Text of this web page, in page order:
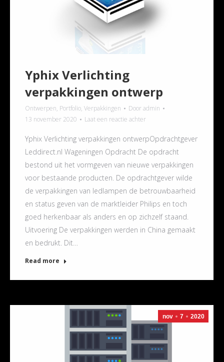
Yphix Verlichting
verpakkingen ontwerp
Ontwerpen, Portfolio, Verpakkingen Dooradmin
13 november 2020
Laat een reactie achter
Yphix Verlichting verpakkingen ontwerpOpdrachtgever
Leddirect.nl Wageningen Opdracht De opdracht
bestond uit het vormgeven van nieuwe verpakkingen
voor bestaande producten. De opdrachtgever wilde
de verpakkingen van ledlampen de betrouwbaarheid
en status geven van de marktleider Philips en toch
goed herkenbaar als anders en op zichzelf staand.
Uitvoering De verpakkingen werden in China gemaakt
en bedrukt. Dit…
Read more
nov 7 2020